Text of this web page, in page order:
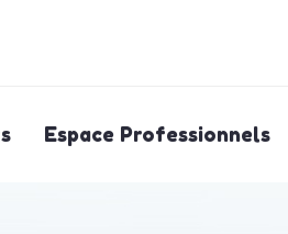
Espace Professionnels